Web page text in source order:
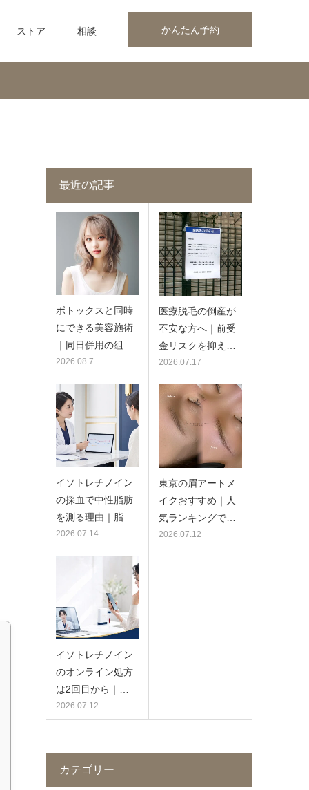
かんたん予約
ストア 相談
最近の記事
ボトックスと同時
にできる美容施術
｜同日併用の組…
2026.08.7
医療脱毛の倒産が
不安な方へ｜前受
金リスクを抑え…
2026.07.17
イソトレチノイン
の採血で中性脂肪
を測る理由｜脂…
2026.07.14
東京の眉アートメ
イクおすすめ｜人
気ランキングで…
2026.07.12
イソトレチノイン
のオンライン処方
は2回目から｜…
2026.07.12
カテゴリー